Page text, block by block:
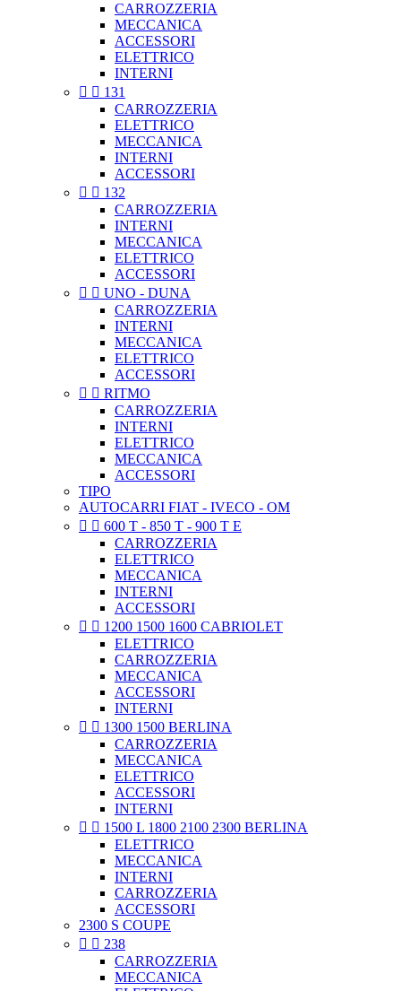
CARROZZERIA
MECCANICA
ACCESSORI
ELETTRICO
INTERNI
  131
CARROZZERIA
ELETTRICO
MECCANICA
INTERNI
ACCESSORI
  132
CARROZZERIA
INTERNI
MECCANICA
ELETTRICO
ACCESSORI
  UNO - DUNA
CARROZZERIA
INTERNI
MECCANICA
ELETTRICO
ACCESSORI
  RITMO
CARROZZERIA
INTERNI
ELETTRICO
MECCANICA
ACCESSORI
TIPO
AUTOCARRI FIAT - IVECO - OM
  600 T - 850 T - 900 T E
CARROZZERIA
ELETTRICO
MECCANICA
INTERNI
ACCESSORI
  1200 1500 1600 CABRIOLET
ELETTRICO
CARROZZERIA
MECCANICA
ACCESSORI
INTERNI
  1300 1500 BERLINA
CARROZZERIA
MECCANICA
ELETTRICO
ACCESSORI
INTERNI
  1500 L 1800 2100 2300 BERLINA
ELETTRICO
MECCANICA
INTERNI
CARROZZERIA
ACCESSORI
2300 S COUPE
  238
CARROZZERIA
MECCANICA